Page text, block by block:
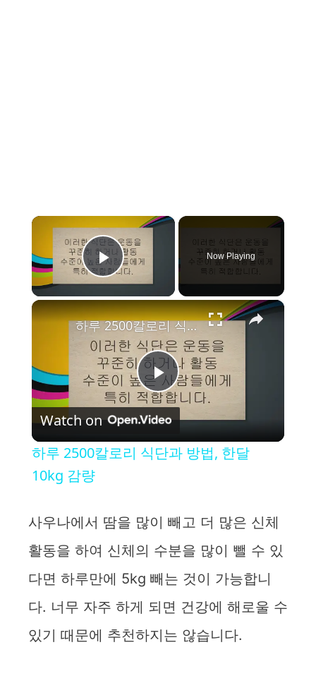
×
Play Video
Now Playing
×
P
y
V
i
d
하루 2500칼로리 식단과 방법, 한달 10kg 감량
Watch on
하루 2500칼로리 식단과 방법, 한달
10kg 감량
사우나에서 땀을 많이 빼고 더 많은 신체
활동을 하여 신체의 수분을 많이 뺄 수 있
다면 하루만에 5kg 빼는 것이 가능합니
다. 너무 자주 하게 되면 건강에 해로울 수
있기 때문에 추천하지는 않습니다.